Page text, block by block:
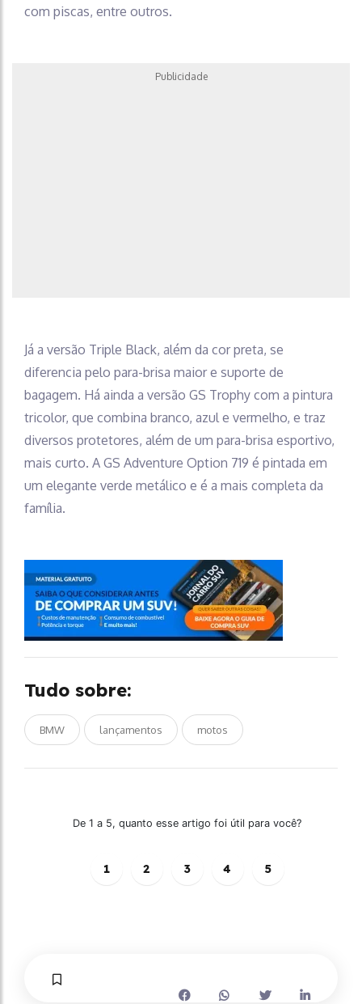
com piscas, entre outros.
Publicidade
Já a versão Triple Black, além da cor preta, se
diferencia pelo para-brisa maior e suporte de
bagagem. Há ainda a versão GS Trophy com a pintura
tricolor, que combina branco, azul e vermelho, e traz
diversos protetores, além de um para-brisa esportivo,
mais curto. A GS Adventure Option 719 é pintada em
um elegante verde metálico e é a mais completa da
família.
Tudo sobre:
BMW lançamentos motos
De 1 a 5, quanto esse artigo foi útil para você?
1 2 3 4 5